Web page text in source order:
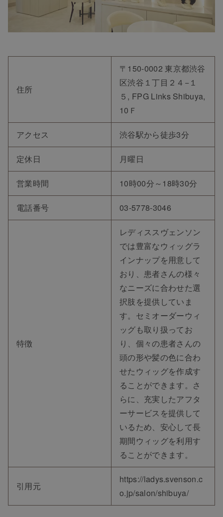
住所
〒150-0002 東京都渋谷
区渋谷１丁目２４−１
５, FPG Links Shibuya,
10Ｆ
アクセス 渋谷駅から徒歩3分
定休日 月曜日
営業時間 10時00分～18時30分
電話番号 03-5778-3046
特徴
レディススヴェンソン
では豊富なウィッグラ
インナップを用意して
おり、患者さんの様々
なニーズに合わせた選
択肢を提供していま
す。セミオーダーウィ
ッグも取り扱ってお
り、個々の患者さんの
頭の形や髪の色に合わ
せたウィッグを作成す
ることができます。さ
らに、充実したアフタ
ーサービスを提供して
いるため、安心して長
期間ウィッグを利用す
ることができます。
引用元
https://ladys.svenson.c
o.jp/salon/shibuya/